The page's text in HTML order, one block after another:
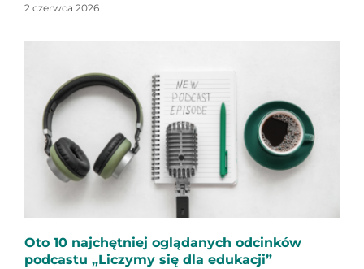
2 czerwca 2026
Oto 10 najchętniej oglądanych odcinków
podcastu „Liczymy się dla edukacji”